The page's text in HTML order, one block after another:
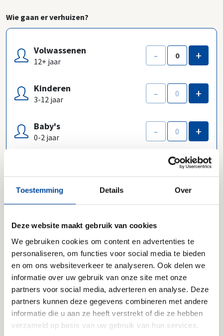
Toestemming Details Over
Deze website maakt gebruik van cookies
We gebruiken cookies om content en advertenties te
personaliseren, om functies voor social media te bieden
en om ons websiteverkeer te analyseren. Ook delen we
informatie over uw gebruik van onze site met onze
partners voor social media, adverteren en analyse. Deze
partners kunnen deze gegevens combineren met andere
informatie die u aan ze heeft verstrekt of die ze hebben
verzameld op basis van uw gebruik van hun services.
Wie gaan er verhuizen?
Volwassenen
12+ jaar - +
Kinderen
3-12 jaar - +
Baby's
0-2 jaar - +
Optioneel:
Ja, ik wil per e-mail tips en interessante
Verhuizen.nlen hetPrivacybeleid van
Verhuizen.nl.*
Versturen